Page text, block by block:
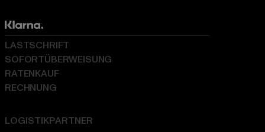
LOGISTIKPARTNER
LASTSCHRIFT
SOFORTÜBERWEISUNG
RATENKAUF
RECHNUNG